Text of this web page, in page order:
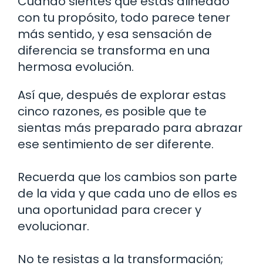
con tu propósito, todo parece tener
más sentido, y esa sensación de
diferencia se transforma en una
hermosa evolución.
Así que, después de explorar estas
cinco razones, es posible que te
sientas más preparado para abrazar
ese sentimiento de ser diferente.
Recuerda que los cambios son parte
de la vida y que cada uno de ellos es
una oportunidad para crecer y
evolucionar.
No te resistas a la transformación;